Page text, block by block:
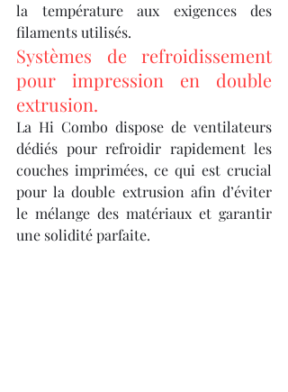
la température aux exigences des
filaments utilisés.
Systèmes de refroidissement
pour impression en double
extrusion.
La Hi Combo dispose de ventilateurs
dédiés pour refroidir rapidement les
couches imprimées, ce qui est crucial
pour la double extrusion afin d’éviter
le mélange des matériaux et garantir
une solidité parfaite.